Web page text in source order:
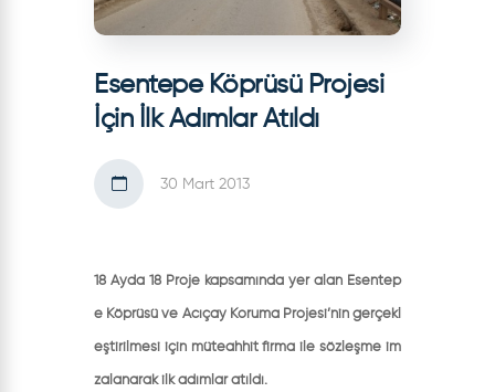
Esentepe Köprüsü Projesi
İçin İlk Adımlar Atıldı
30 Mart 2013
18 Ayda 18 Proje kapsamında yer alan Esentep
e Köprüsü ve Acıçay Koruma Projesi’nin gerçekl
eştirilmesi için müteahhit firma ile sözleşme im
zalanarak ilk adımlar atıldı.